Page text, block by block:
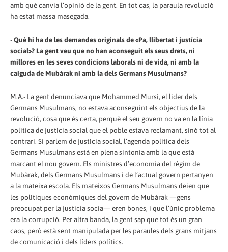
amb què canvia l’opinió de la gent. En tot cas, la paraula revolució
ha estat massa masegada.
-Què hi ha de les demandes originals de «Pa, llibertat i justícia
social»? La gent veu que no han aconseguit els seus drets, ni
millores en les seves condicions laborals ni de vida, ni amb la
caiguda de Mubàrak ni amb la dels Germans Musulmans?
M.A.- La gent denunciava que Mohammed Mursi, el líder dels
Germans Musulmans, no estava aconseguint els objectius de la
revolució, cosa que és certa, perquè el seu govern no va en la línia
política de justícia social que el poble estava reclamant, sinó tot al
contrari. Si parlem de justícia social, l’agenda política dels
Germans Musulmans està en plena sintonia amb la que està
marcant el nou govern. Els ministres d’economia del règim de
Mubàrak, dels Germans Musulmans i de l’actual govern pertanyen
a la mateixa escola. Els mateixos Germans Musulmans deien que
les polítiques econòmiques del govern de Mubàrak —gens
preocupat per la justícia socia— eren bones, i que l’únic problema
era la corrupció. Per altra banda, la gent sap que tot és un gran
caos, però està sent manipulada per les paraules dels grans mitjans
de comunicació i dels líders polítics.